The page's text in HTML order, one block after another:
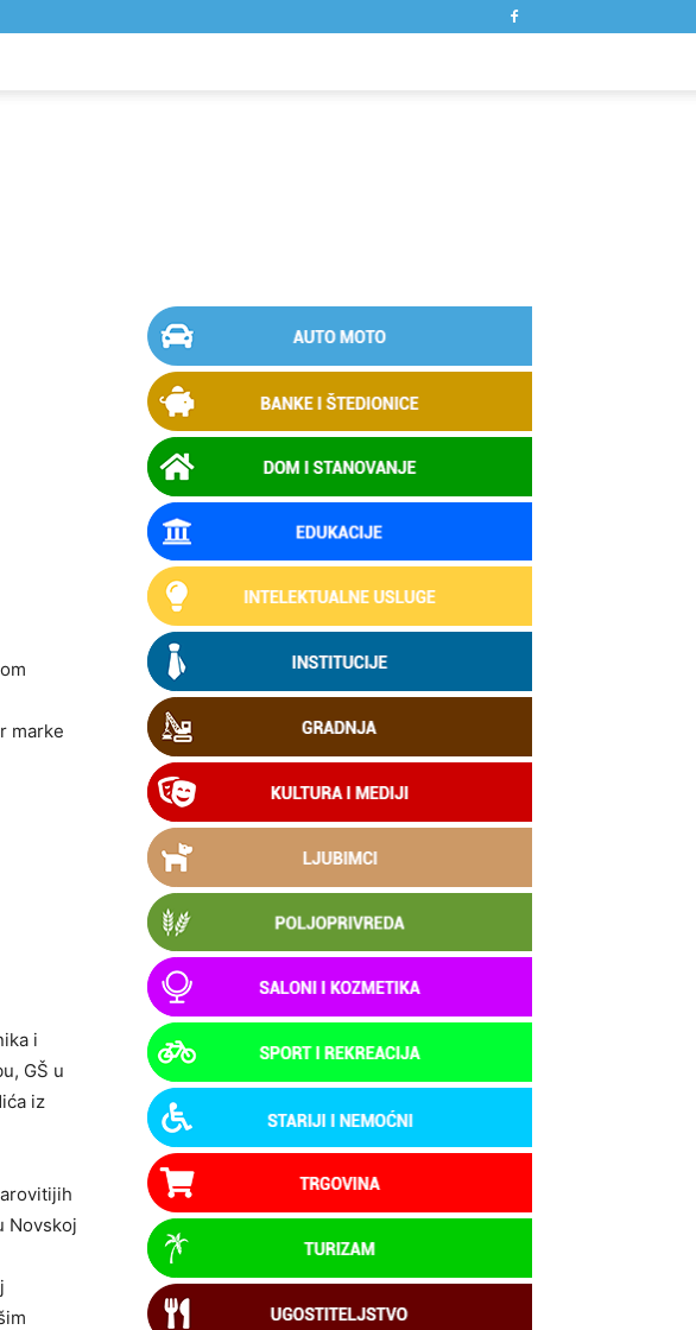
marke
i
GŠ u
iz
Novskoj